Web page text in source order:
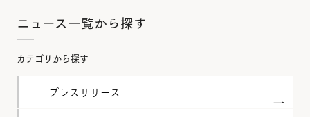
ニュース一覧から探す
カテゴリから探す
プレスリリース